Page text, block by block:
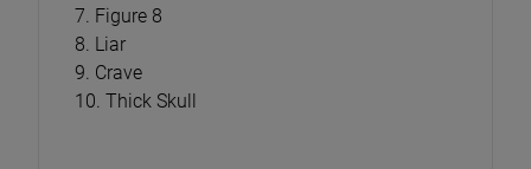
7. Figure 8
8. Liar
9. Crave
10. Thick Skull